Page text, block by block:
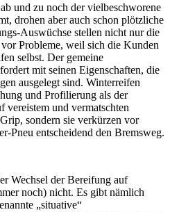
und zu noch der vielbeschworene
drohen aber auch schon plötzliche
Auswüchse stellen nicht nur die
Probleme, weil sich die Kunden
selbst. Der gemeine
mit seinen Eigenschaften, die
ausgelegt sind. Winterreifen
und Profilierung als der
vereistem und vermatschten
sondern sie verkürzen vor
Pneu entscheidend den Bremsweg.
Wechsel der Bereifung auf
noch) nicht. Es gibt nämlich
„situative“